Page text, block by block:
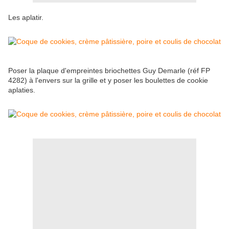
Les aplatir.
Poser la plaque d'empreintes briochettes Guy Demarle (réf FP
4282) à l'envers sur la grille et y poser les boulettes de cookie
aplaties.